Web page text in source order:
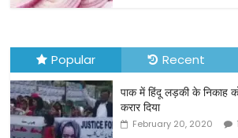
Popular Recent
पाक में हिंदू लड़की के निकाह
करार दिया
February 20, 2020